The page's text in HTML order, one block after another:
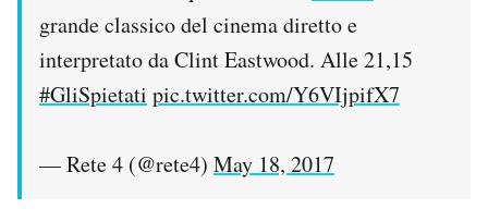
grande classico del cinema diretto e
interpretato da Clint Eastwood. Alle 21,15
#GliSpietati pic.twitter.com/Y6VIjpifX7
— Rete 4 (@rete4) May 18, 2017